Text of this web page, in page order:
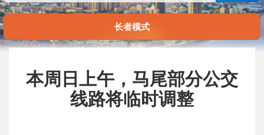
长者模式
本周日上午，马尾部分公交
线路将临时调整